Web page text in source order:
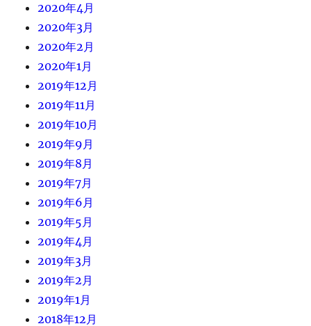
2020年4月
2020年3月
2020年2月
2020年1月
2019年12月
2019年11月
2019年10月
2019年9月
2019年8月
2019年7月
2019年6月
2019年5月
2019年4月
2019年3月
2019年2月
2019年1月
2018年12月